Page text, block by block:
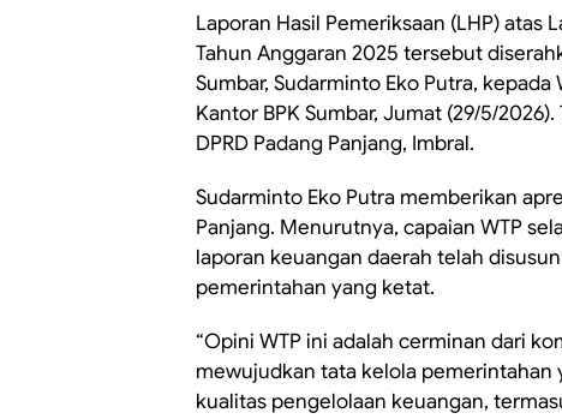
Laporan Hasil Pemeriksaan (LHP) atas
Tahun Anggaran 2025 tersebut
Sumbar, Sudarminto Eko Putra,
Kantor BPK Sumbar, Jumat (29/5/
DPRD Padang Panjang, Imbral.
Sudarminto Eko Putra memberikan
Panjang. Menurutnya, capaian WTP
laporan keuangan daerah telah
pemerintahan yang ketat.
“Opini WTP ini adalah cerminan dari
mewujudkan tata kelola pemerintahan
kualitas pengelolaan keuangan,